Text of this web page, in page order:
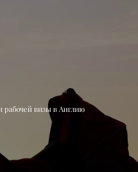
визы в Англию